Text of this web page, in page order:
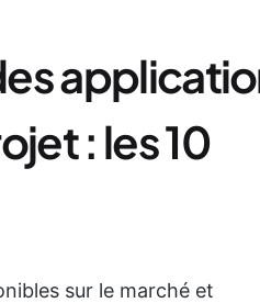
: les 10
sur le marché et